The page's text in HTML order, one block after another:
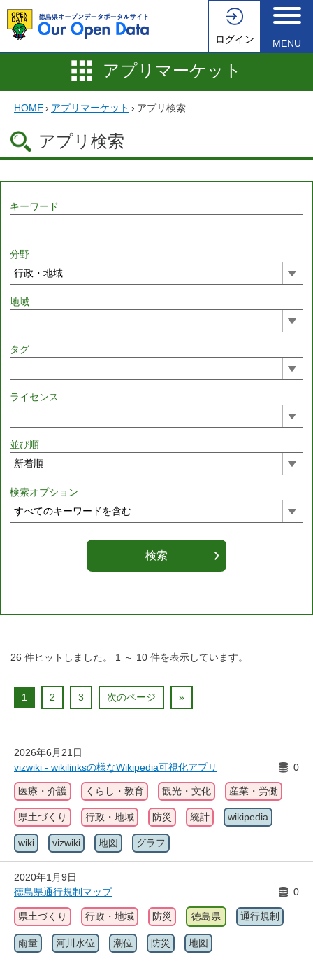
ログイン MENU
アプリマーケット
HOME› アプリマーケット › アプリ検索
アプリ検索
キーワード
分野
地域
タグ
ライセンス
並び順
検索オプション
26 件ヒットしました。 1 ～ 10 件を表示しています。
1 2 3 次のページ »
2026年6月21日
vizwiki - wikilinksの様なWikipedia可視化アプリ
0
医療・介護 くらし・教育 観光・文化 産業・労働
県土づくり 行政・地域 防災 統計 wikipedia
wiki vizwiki 地図 グラフ
2020年1月9日
徳島県通行規制マップ
0
県土づくり 行政・地域 防災 徳島県 通行規制
雨量 河川水位 潮位 防災 地図